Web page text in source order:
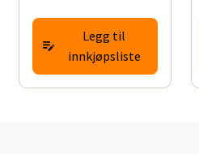
Legg til
innkjøpsliste